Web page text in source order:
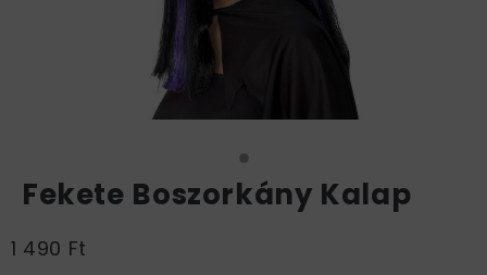
Fekete Boszorkány Kalap
1 490 Ft